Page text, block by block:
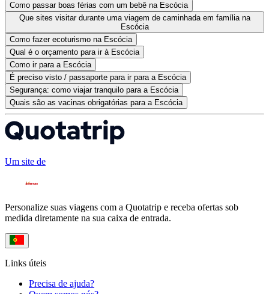
Como passar boas férias com um bebê na Escócia
Que sites visitar durante uma viagem de caminhada em família na
Escócia
Como fazer ecoturismo na Escócia
Qual é o orçamento para ir à Escócia
Como ir para a Escócia
É preciso visto / passaporte para ir para a Escócia
Segurança: como viajar tranquilo para a Escócia
Quais são as vacinas obrigatórias para a Escócia
Um site de
Personalize suas viagens com a Quotatrip e receba ofertas sob
medida diretamente na sua caixa de entrada.
Links úteis
Precisa de ajuda?